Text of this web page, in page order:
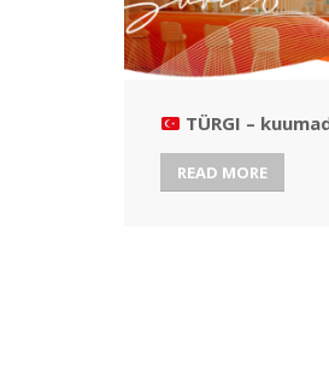
TÜRGI –
READ MORE